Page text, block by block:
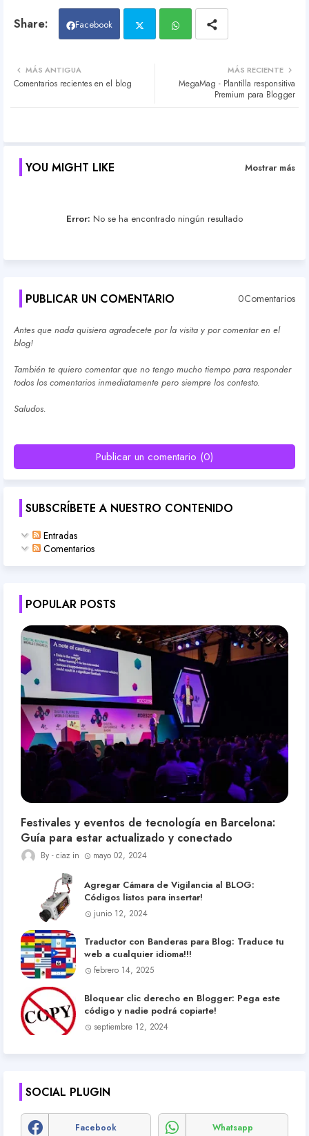
Facebook
atsa
MÁS RECIENTE
MegaMag - Plantilla responsitiva
Premium para Blogger
MÁS ANTIGUA
Comentarios recientes en el blog
YOU MIGHT LIKE Mostrar más
Error: No se ha encontrado ningún resultado
PUBLICAR UN COMENTARIO 0Comentarios
Antes que nada quisiera agradecete por la visita y por comentar en el
blog!
También te quiero comentar que no tengo mucho tiempo para responder
todos los comentarios inmediatamente pero siempre los contesto.
Saludos.
Publicar un comentario (0)
SUBSCRÍBETE A NUESTRO CONTENIDO
Entradas
Comentarios
POPULAR POSTS
Festivales y eventos de tecnología en Barcelona:
Guía para estar actualizado y conectado
ciaz mayo 02, 2024
Agregar Cámara de Vigilancia al BLOG:
Códigos listos para insertar!
junio 12, 2024
Traductor con Banderas para Blog: Traduce tu
web a cualquier idioma!!!
febrero 14, 2025
Bloquear clic derecho en Blogger: Pega este
código y nadie podrá copiarte!
septiembre 12, 2024
SOCIAL PLUGIN
Facebook Whatsapp